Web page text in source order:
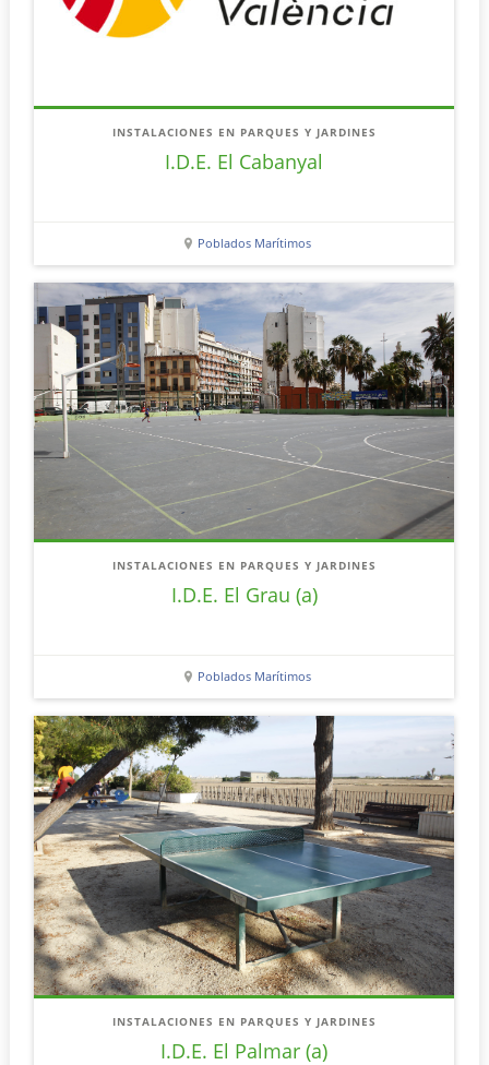
INSTALACIONES EN PARQUES Y JARDINES
I.D.E. El Cabanyal
Poblados Marítimos
INSTALACIONES EN PARQUES Y JARDINES
I.D.E. El Grau (a)
Poblados Marítimos
INSTALACIONES EN PARQUES Y JARDINES
I.D.E. El Palmar (a)